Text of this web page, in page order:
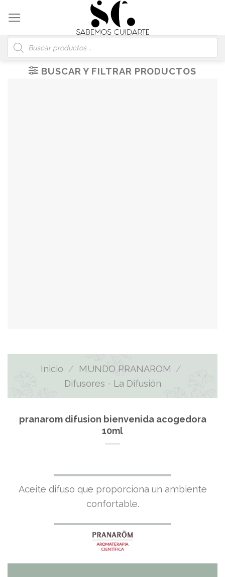
content
Búsqueda
de
productos
BUSCAR Y FILTRAR PRODUCTOS
Inicio / MUNDO PRANAROM /
Difusores - La Difusión
pranarom difusion bienvenida acogedora
10ml
El
precio
original
era:
El
precio
actual
es:
Aceite difuso que proporciona un ambiente
confortable.